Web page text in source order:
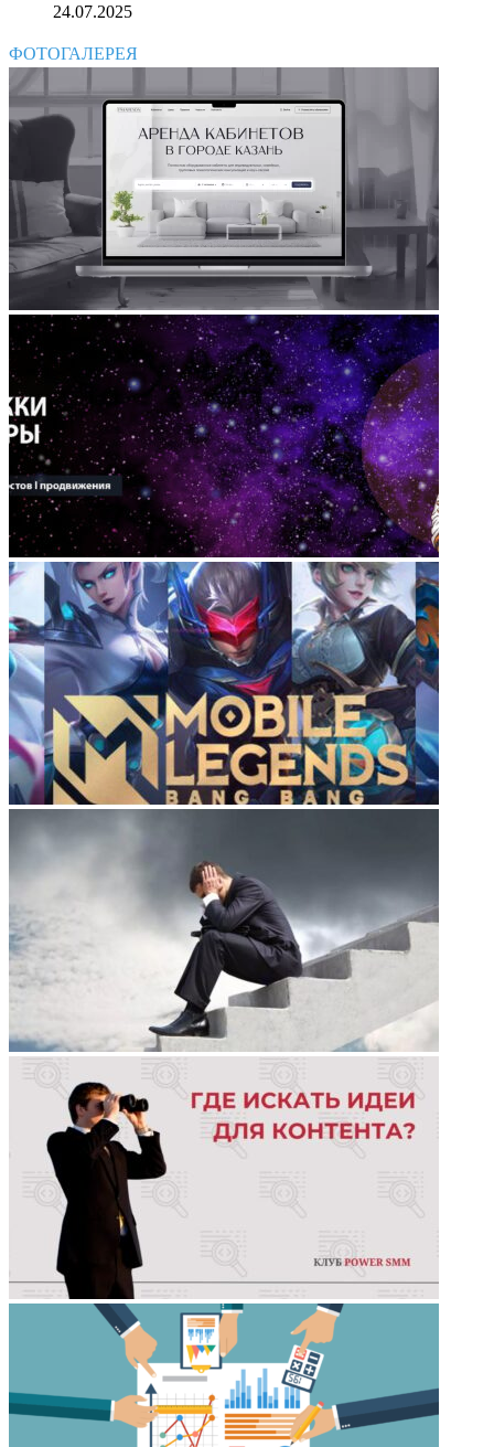
24.07.2025
ФОТОГАЛЕРЕЯ